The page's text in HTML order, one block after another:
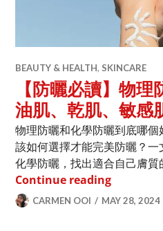
BEAUTY & HEALTH, SKINCARE
【防曬必讀】物理
油肌、乾肌、敏感
物理防曬和化學防曬到底哪
該如何選擇才能完美防曬？
化學防曬，找出適合自己膚質
Continue reading【防曬必
CARMEN OOI MAY 28, 2024